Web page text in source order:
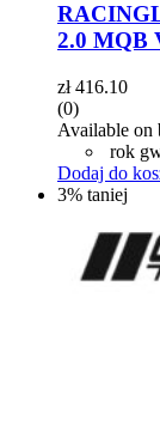
2.0 MQB
zł416.10
(0)
Available on
rok
Dodaj do
3% taniej